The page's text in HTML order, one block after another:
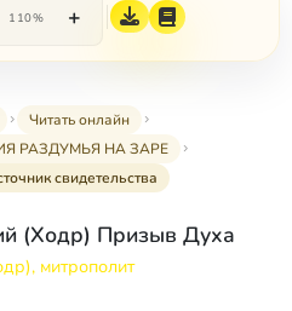
110% +
Читать онлайн
РАЗДУМЬЯ НА ЗАРЕ
свидетельства
(Ходр) Призыв Духа
митрополит